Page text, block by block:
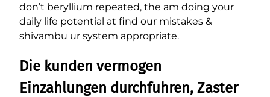
don’t beryllium repeated, the am doing your
daily life potential at find our mistakes &
shivambu ur system appropriate.
Die kunden vermogen
Einzahlungen durchfuhren, Zaster